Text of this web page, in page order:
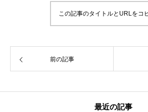
この記事のタイトルとURLをコ
前の記事
最近の記事